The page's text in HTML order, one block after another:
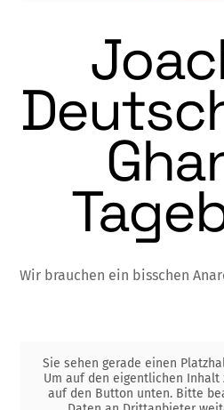
Wir brauchen ein bisschen
Sie sehen gerade einen
Um auf den eigentlichen Inhalt
auf den Button unten. Bitte